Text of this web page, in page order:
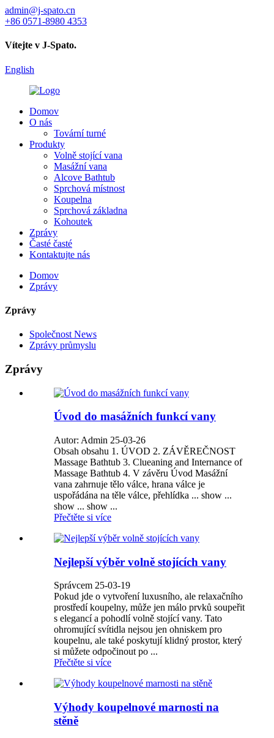
admin@j-spato.cn
+86 0571-8980 4353
Vítejte v J-Spato.
English
Domov
O nás
Tovární turné
Produkty
Volně stojící vana
Masážní vana
Alcove Bathtub
Sprchová místnost
Koupelna
Sprchová základna
Kohoutek
Zprávy
Časté časté
Kontaktujte nás
Domov
Zprávy
Zprávy
Společnost News
Zprávy průmyslu
Zprávy
Úvod do masážních funkcí vany
Autor: Admin 25-03-26
Obsah obsahu 1. ÚVOD 2. ZÁVĚREČNOST
Massage Bathtub 3. Clueaning and Internance of
Massage Bathtub 4. V závěru Úvod Masážní
vana zahrnuje tělo válce, hrana válce je
uspořádána na těle válce, přehlídka ... show ...
show ... show ...
Přečtěte si více
Nejlepší výběr volně stojících vany
Správcem 25-03-19
Pokud jde o vytvoření luxusního, ale relaxačního
prostředí koupelny, může jen málo prvků soupeřit
s elegancí a pohodlí volně stojící vany. Tato
ohromující svítidla nejsou jen ohniskem pro
koupelnu, ale také poskytují klidný prostor, který
si můžete odpočinout po ...
Přečtěte si více
Výhody koupelnové marnosti na
stěně